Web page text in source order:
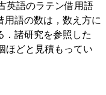
英語のラテン借用語
用語の数は，数え方に
．諸研究を参照した
ほどと見積もってい